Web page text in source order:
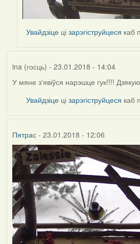
Увайдзіце цізарэгіструйцеся каб
ina (госць) - 23.01.2018 - 14:04
У мяне з'явіўся нарэшце гук!!!!
Увайдзіце цізарэгіструйцеся каб
Пятрас- 23.01.2018 - 12:06